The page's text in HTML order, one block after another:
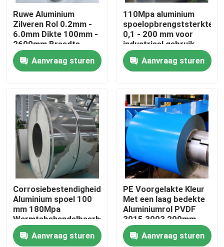
Thuis
Producten
Videos
Over ons
Fabrieksreis
Ruwe Aluminium
Zilveren Rol 0.2mm -
6.0mm Dikte 100mm -
2600mm Breedte
Aanvraag sturen
110Mpa aluminium
spoelopbrengststerkte
0,1 - 200 mm voor
industrieel gebruik
Aanvraag sturen
Corrosiebestendigheid
Aluminium spoel 100
mm 180Mpa
Warmtebehandelbaarheid
Goed
Aanvraag sturen
PE Voorgelakte Kleur
Met een laag bedekte
Aluminiumrol PVDF
3015 3003 200mm
voor Muurdecoratie
Aanvraag sturen